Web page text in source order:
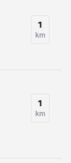
1
km
1
km